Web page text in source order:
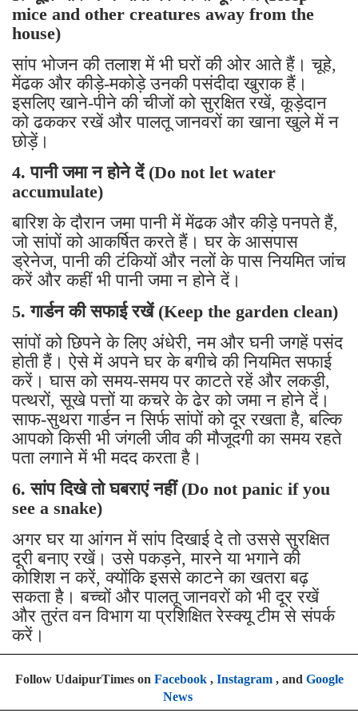
mice and other creatures away from the
house)
सांप भोजन की तलाश में भी घरों की ओर आते हैं। चूहे,
मेंढक और कीड़े-मकोड़े उनकी पसंदीदा खुराक हैं।
इसलिए खाने-पीने की चीजों को सुरक्षित रखें, कूड़ेदान
को ढककर रखें और पालतू जानवरों का खाना खुले में न
छोड़ें।
4. पानी जमा न होने दें (Do not let water
accumulate)
बारिश के दौरान जमा पानी में मेंढक और कीड़े पनपते हैं,
जो सांपों को आकर्षित करते हैं। घर के आसपास
ड्रेनेज, पानी की टंकियों और नलों के पास नियमित जांच
करें और कहीं भी पानी जमा न होने दें।
5. गार्डन की सफाई रखें (Keep the garden clean)
सांपों को छिपने के लिए अंधेरी, नम और घनी जगहें पसंद
होती हैं। ऐसे में अपने घर के बगीचे की नियमित सफाई
करें। घास को समय-समय पर काटते रहें और लकड़ी,
पत्थरों, सूखे पत्तों या कचरे के ढेर को जमा न होने दें।
साफ-सुथरा गार्डन न सिर्फ सांपों को दूर रखता है, बल्कि
आपको किसी भी जंगली जीव की मौजूदगी का समय रहते
पता लगाने में भी मदद करता है।
6. सांप दिखे तो घबराएं नहीं (Do not panic if you
see a snake)
अगर घर या आंगन में सांप दिखाई दे तो उससे सुरक्षित
दूरी बनाए रखें। उसे पकड़ने, मारने या भगाने की
कोशिश न करें, क्योंकि इससे काटने का खतरा बढ़
सकता है। बच्चों और पालतू जानवरों को भी दूर रखें
और तुरंत वन विभाग या प्रशिक्षित रेस्क्यू टीम से संपर्क
करें।
Follow UdaipurTimes on Facebook, Instagram, and Google
News